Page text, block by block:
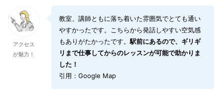
アクセス
が魅力！
教室、講師ともに落ち着いた雰囲気でとても通い
やすかったです。こちらから発話しやすい空気感
もありがたかったです。駅前にあるので、ギリギ
リまで仕事してからのレッスンが可能で助かりま
した！
引用：Google Map